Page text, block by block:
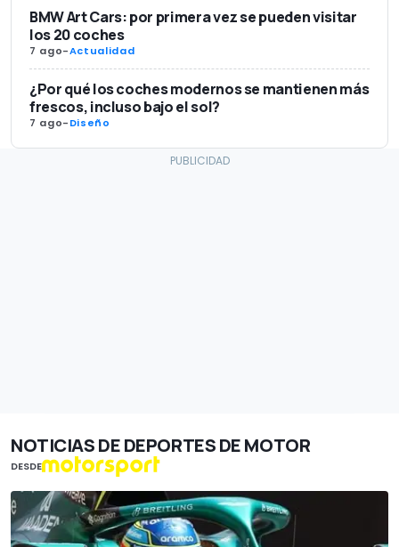
BMW Art Cars: por primera vez se pueden visitar
los 20 coches
7 ago-Actualidad
¿Por qué los coches modernos se mantienen más
frescos, incluso bajo el sol?
7 ago-Diseño
NOTICIAS DE DEPORTES DE MOTOR
DESDE